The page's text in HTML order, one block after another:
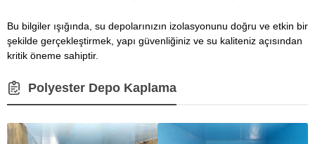
Bu bilgiler ışığında, su depolarınızın izolasyonunu doğru ve etkin bir
şekilde gerçekleştirmek, yapı güvenliğiniz ve su kaliteniz açısından
kritik öneme sahiptir.
Polyester Depo Kaplama